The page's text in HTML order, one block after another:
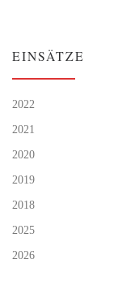
EINSÄTZE
2022
2021
2020
2019
2018
2025
2026